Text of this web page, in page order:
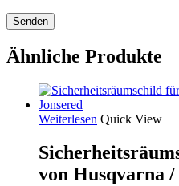
Ähnliche Produkte
Weiterlesen Quick View
von Husqvarna /